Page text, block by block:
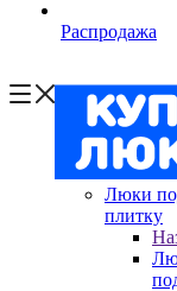
Распродажа
Люки
плитку